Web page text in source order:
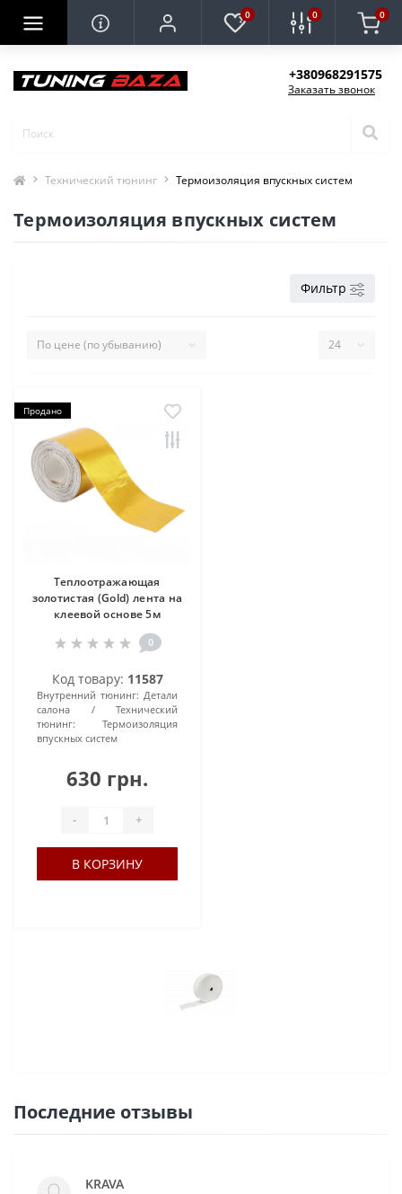
0 0 0
+380968291575
Заказать звонок
Технический тюнинг Термоизоляция впускных систем
Термоизоляция впускных систем
Фильтр
Продано
Теплоотражающая
золотистая (Gold) лента на
клеевой основе 5м
0
Код товару: 11587
Внутренний тюнинг: Детали
салона
Технический
тюнинг:
Термоизоляция
впускных систем
630 грн.
- +
В КОРЗИНУ
Последние отзывы
KRAVA